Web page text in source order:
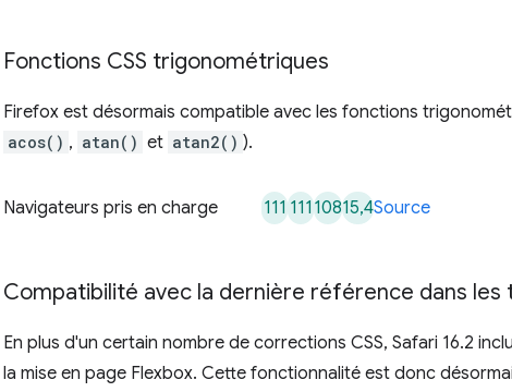
Fonctions CSS trigonométriques
Firefox est désormais compatible avec les fonctions
acos() , atan() et atan2() ).
Navigateurs pris en charge 111 11110815,4Source
Compatibilité avec la dernière référence dans les
En plus d'un certain nombre de corrections CSS, Safari 16.2
la mise en page Flexbox. Cette fonctionnalité est donc